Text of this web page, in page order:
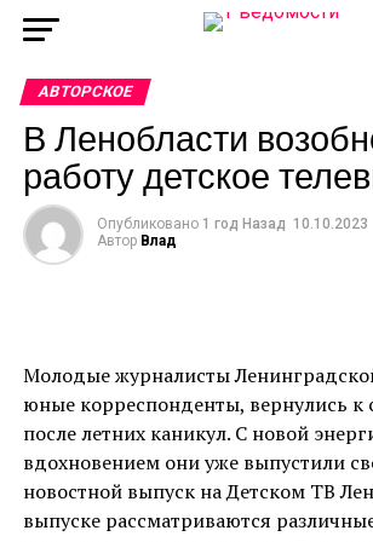
АВТОРСКОЕ
В Ленобласти
работу детское
Опубликовано 1 год Назад 10.10.2023
Автор Влад
Молодые журналисты
юные корреспонденты, вернулись к
после летних каникул. С новой
вдохновением они уже выпустили
новостной выпуск на Детском ТВ
выпуске рассматриваются